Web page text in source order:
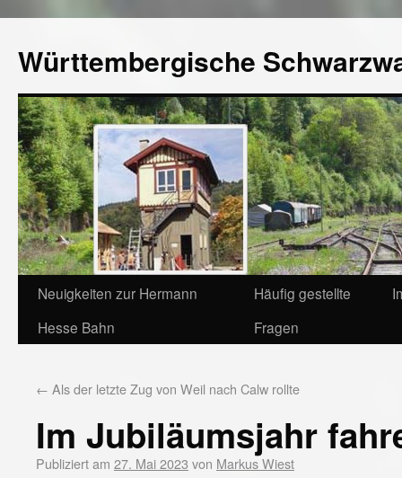
Württembergische
Neuigkeiten zur Hermann
Hesse Bahn
Häufig gestellte
Fragen
← Als der letzte Zug von Weil nach Calw rollte
Im Jubiläumsjahr
Publiziert am 27. Mai 2023 von Markus Wiest